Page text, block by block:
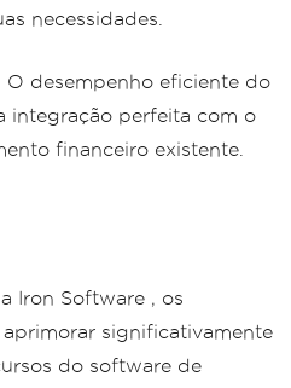
necessidades.
O desempenho eficiente do
integração perfeita com o
financeiro existente.
Iron Software , os
significativamente
do software de